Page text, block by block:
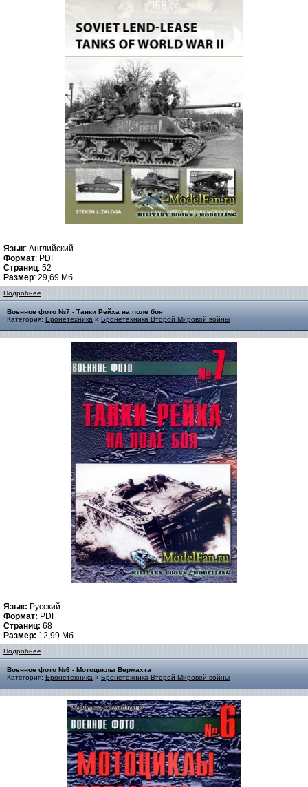
Язык: Английский
Формат: PDF
Страниц: 52
Размер: 29,69 Мб
Подробнее
Военное фото №7 - Танки Рейха на поле боя
Категория: Бронетехника » Бронетехника Второй Мировой войны
Язык: Русский
Формат: PDF
Страниц: 68
Размер: 12,99 Мб
Подробнее
Военное фото №6 - Мoтоциклы Bермaхта
Категория: Бронетехника » Бронетехника Второй Мировой войны